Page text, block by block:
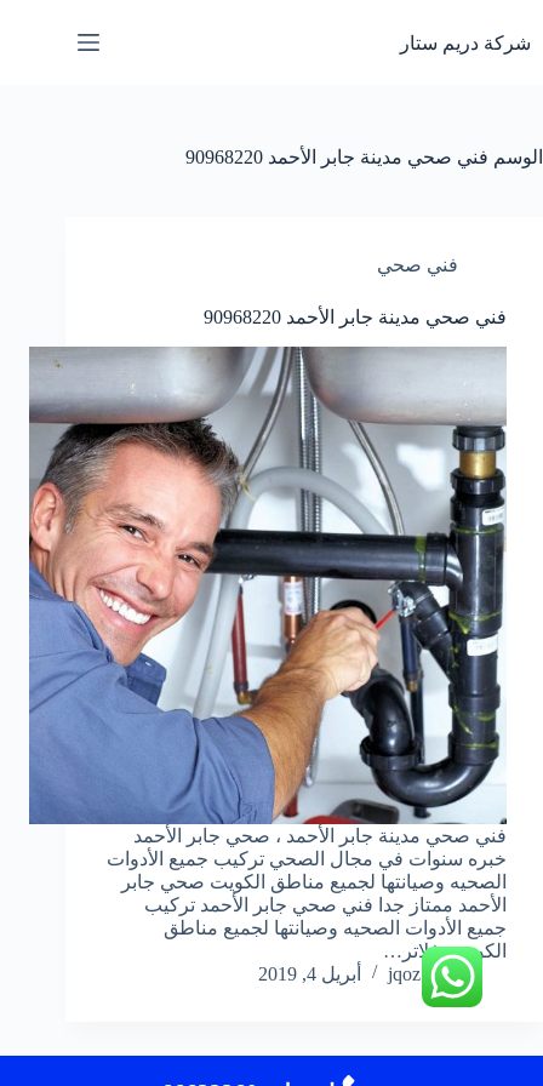
إلى
المحتوى
شركة دريم ستار
الوسم فني صحي مدينة جابر الأحمد 90968220
فني صحي
فني صحي مدينة جابر الأحمد 90968220
فني صحي مدينة جابر الأحمد ، صحي جابر الأحمد
خبره سنوات في مجال الصحي تركيب جميع الأدوات
الصحيه وصيانتها لجميع مناطق الكويت صحي جابر
الأحمد ممتاز جدا فني صحي جابر الأحمد تركيب
جميع الأدوات الصحيه وصيانتها لجميع مناطق
الكويت، فلاتر…
jqoz51ek
أبريل 4, 2019